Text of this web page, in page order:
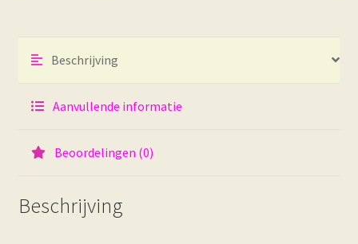
Beschrijving
Aanvullende informatie
Beoordelingen (0)
Beschrijving